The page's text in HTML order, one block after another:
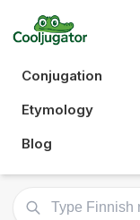
Conjugation
Etymology
Blog